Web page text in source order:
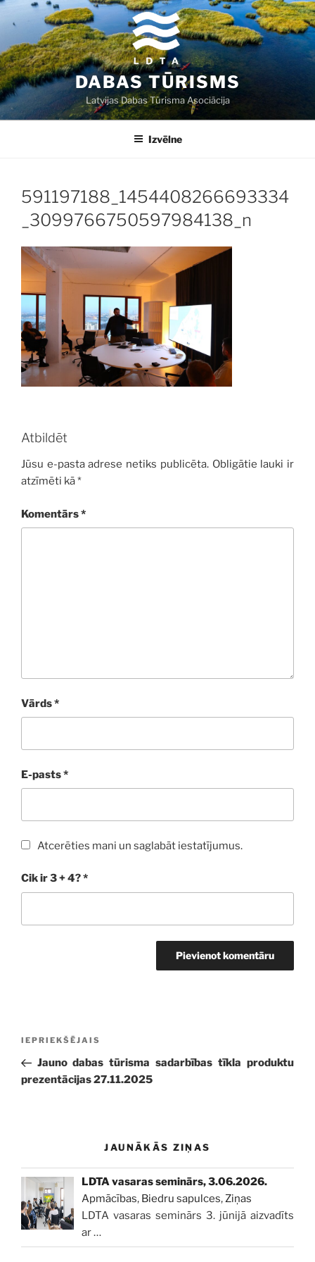
Doties
saturu
DABAS TŪRISMS
Latvijas Dabas Tūrisma Asociācija
Izvēlne
591197188_1454408266693334
_3099766750597984138_n
Atbildēt
Jūsu e-pasta adrese netiks publicēta. Obligātie lauki ir
atzīmēti kā*
Komentārs*
Vārds*
E-pasts*
Atcerēties mani un saglabāt iestatījumus.
Cik ir 3 + 4?*
Iepriekšējā
ziņa:
IEPRIEKŠĒJAIS
Jauno dabas tūrisma sadarbības tīkla produktu
prezentācijas 27.11.2025
JAUNĀKĀS ZIŅAS
LDTA vasaras seminārs, 3.06.2026.
Apmācības, Biedru sapulces,Ziņas
LDTA vasaras seminārs 3. jūnijā aizvadīts
ar…